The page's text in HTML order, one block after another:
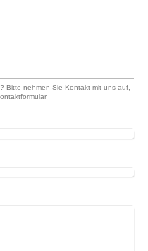
Bitte nehmen Sie Kontakt mit uns auf,